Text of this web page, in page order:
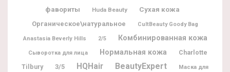
фавориты
Huda Beauty
Сухая кожа
Органическое\натуральное
CultBeauty Goody Bag
Anastasia Beverly Hills 2/5 Комбинированная кожа
Сыворотка для лица Нормальная кожа
Charlotte
Tilbury
3/5 HQHair BeautyExpert Маска для